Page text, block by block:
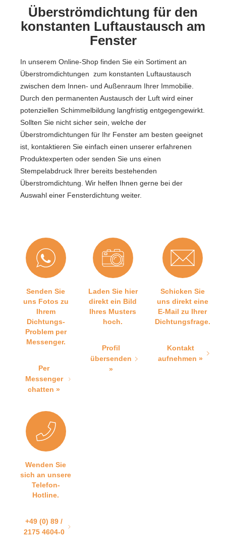
Überströmdichtung für den
konstanten Luftaustausch am
Fenster
In unserem Online-Shop finden Sie ein Sortiment an
Überstromdichtungen zum konstanten Luftaustausch
zwischen dem Innen- und Außenraum Ihrer Immobilie.
Durch den permanenten Austausch der Luft wird einer
potenziellen Schimmelbildung langfristig entgegengewirkt.
Sollten Sie nicht sicher sein, welche der
Überstromdichtungen für Ihr Fenster am besten geeignet
ist, kontaktieren Sie einfach einen unserer erfahrenen
Produktexperten oder senden Sie uns einen
Stempelabdruck Ihrer bereits bestehenden
Überstromdichtung. Wir helfen Ihnen gerne bei der
Auswahl einer Fensterdichtung weiter.
Senden Sie
uns Fotos zu
Ihrem
Dichtungs-
Problem per
Messenger.
Per
Messenger
chatten »
Laden Sie hier
direkt ein Bild
Ihres Musters
hoch.
Profil
übersenden
»
Schicken Sie
uns direkt eine
E-Mail zu Ihrer
Dichtungsfrage.
Kontakt
aufnehmen »
Wenden Sie
sich an unsere
Telefon-
Hotline.
+49 (0) 89 /
2175 4604-0